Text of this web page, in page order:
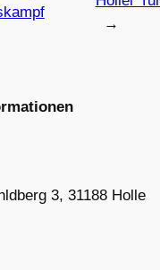
→
3, 31188 Holle